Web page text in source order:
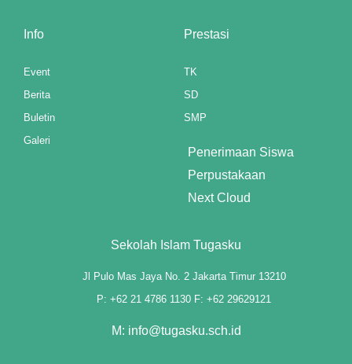
Info
Event
Berita
Buletin
Galeri
Prestasi
TK
SD
SMP
Penerimaan Siswa
Perpustakaan
Next Cloud
Sekolah Islam Tugasku
Jl Pulo Mas Jaya No. 2 Jakarta Timur 13210
P: +62 21 4786 1130 F: +62 29629121
M: info@tugasku.sch.id